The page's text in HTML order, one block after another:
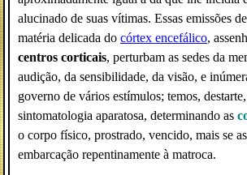
alucinado de suas vítimas. Essas emissões
matéria delicada do córtex encefálico,
centros corticais, perturbam as sedes da
audição, da sensibilidade, da visão, e
governo de vários estímulos; temos,
sintomatologia aparatosa, determinando as
o corpo físico, prostrado, vencido, mais se
embarcação repentinamente à matroca.